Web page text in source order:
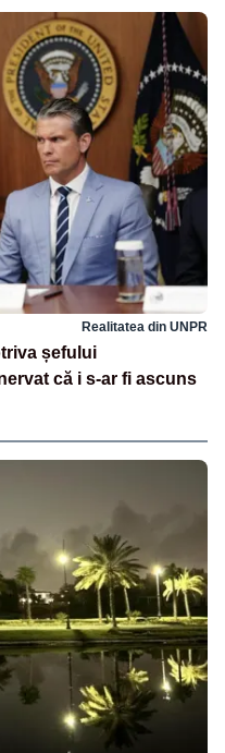
Realitatea din UNPR
șefului
că i s-ar fi ascuns